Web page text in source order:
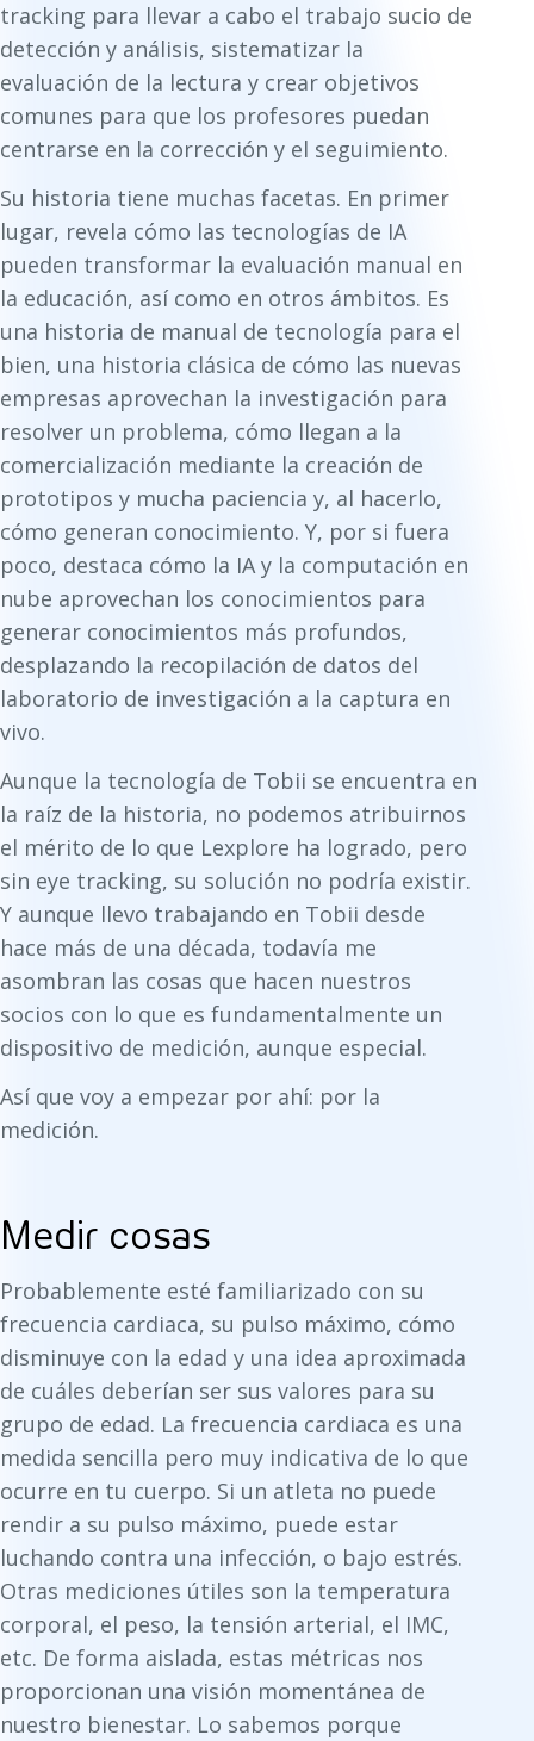
tracking para llevar a cabo el trabajo sucio de
detección y análisis, sistematizar la
evaluación de la lectura y crear objetivos
comunes para que los profesores puedan
centrarse en la corrección y el seguimiento.
Su historia tiene muchas facetas. En primer
lugar, revela cómo las tecnologías de IA
pueden transformar la evaluación manual en
la educación, así como en otros ámbitos. Es
una historia de manual de tecnología para el
bien, una historia clásica de cómo las nuevas
empresas aprovechan la investigación para
resolver un problema, cómo llegan a la
comercialización mediante la creación de
prototipos y mucha paciencia y, al hacerlo,
cómo generan conocimiento. Y, por si fuera
poco, destaca cómo la IA y la computación en
nube aprovechan los conocimientos para
generar conocimientos más profundos,
desplazando la recopilación de datos del
laboratorio de investigación a la captura en
vivo.
Aunque la tecnología de Tobii se encuentra en
la raíz de la historia, no podemos atribuirnos
el mérito de lo que Lexplore ha logrado, pero
sin eye tracking, su solución no podría existir.
Y aunque llevo trabajando en Tobii desde
hace más de una década, todavía me
asombran las cosas que hacen nuestros
socios con lo que es fundamentalmente un
dispositivo de medición, aunque especial.
Así que voy a empezar por ahí: por la
medición.
Medir cosas
Probablemente esté familiarizado con su
frecuencia cardiaca, su pulso máximo, cómo
disminuye con la edad y una idea aproximada
de cuáles deberían ser sus valores para su
grupo de edad. La frecuencia cardiaca es una
medida sencilla pero muy indicativa de lo que
ocurre en tu cuerpo. Si un atleta no puede
rendir a su pulso máximo, puede estar
luchando contra una infección, o bajo estrés.
Otras mediciones útiles son la temperatura
corporal, el peso, la tensión arterial, el IMC,
etc. De forma aislada, estas métricas nos
proporcionan una visión momentánea de
nuestro bienestar. Lo sabemos porque